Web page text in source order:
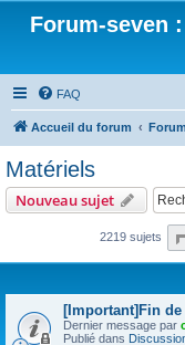
Forum-seven
FAQ
Accueil du forum
Matériels
Nouveau sujet
2219 sujets
[Important]Fin
Dernier message par
Publié dans